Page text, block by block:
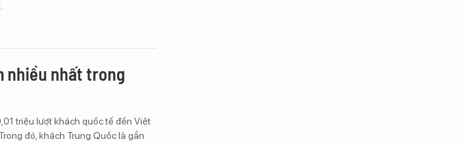
nhiều nhất trong
triệu lượt khách quốc tế đến Việt
đó, khách Trung Quốc là gần